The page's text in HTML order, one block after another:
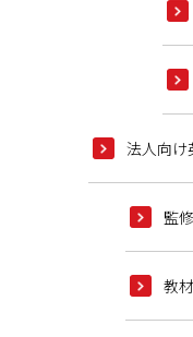
法人向け
監
教